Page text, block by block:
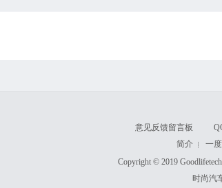
意见反馈留言板 QQ
简介
┊ 一
Copyright © 2019
时尚汽